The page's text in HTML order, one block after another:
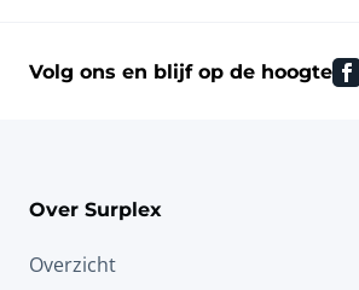
Volg ons en blijf op de hoogte
Over Surplex
Overzicht